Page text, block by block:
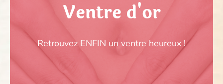
Ventre d'or
Retrouvez ENFIN un ventre heureux !
ateliers